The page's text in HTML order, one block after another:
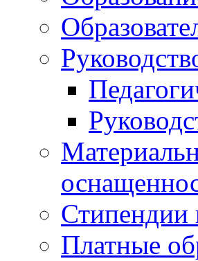
Стипендии
Платные